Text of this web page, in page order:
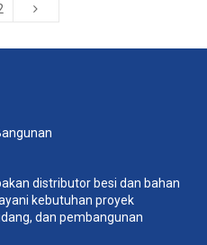
distributor besi dan bahan
kebutuhan proyek
dan pembangunan